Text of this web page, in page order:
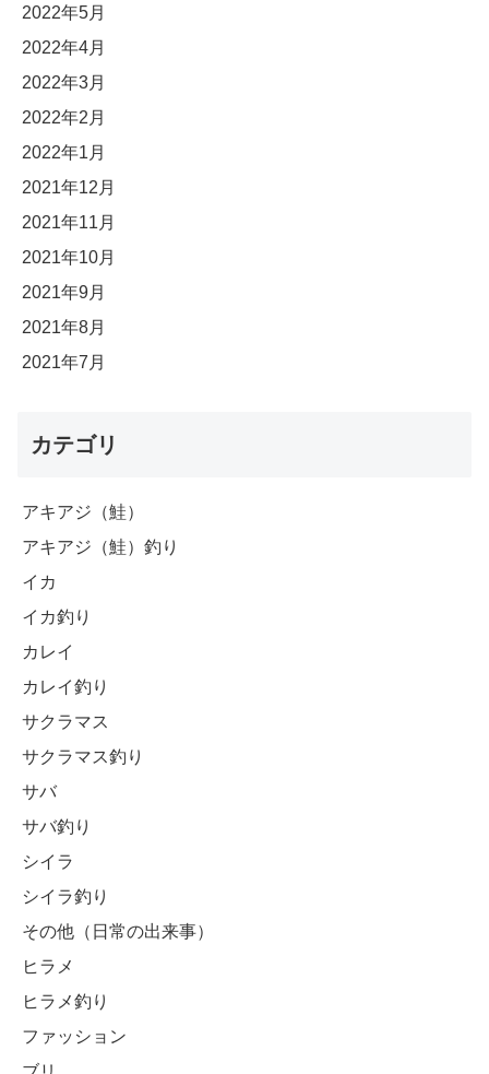
2022年5月
2022年4月
2022年3月
2022年2月
2022年1月
2021年12月
2021年11月
2021年10月
2021年9月
2021年8月
2021年7月
カテゴリ
アキアジ（鮭）
アキアジ（鮭）釣り
イカ
イカ釣り
カレイ
カレイ釣り
サクラマス
サクラマス釣り
サバ
サバ釣り
シイラ
シイラ釣り
その他（日常の出来事）
ヒラメ
ヒラメ釣り
ファッション